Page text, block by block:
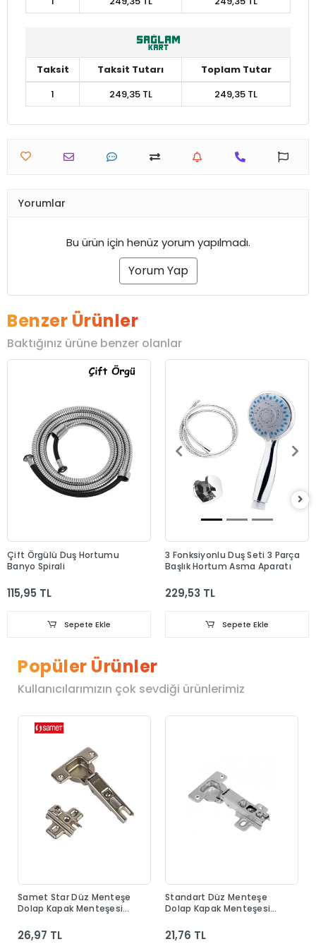
Taksit Taksit Tutarı
Toplam Tutar
1
249,35 TL 249,35 TL
Yorumlar
Bu ürün için henüz yorum yapılmadı.
Yorum Yap
Benzer Ürünler
Baktığınız ürüne benzer olanlar
Çift Örgülü Duş Hortumu
Banyo Spirali
115,95 TL
Sepete Ekle
3 Fonksiyonlu Duş Seti 3 Parça
Başlık Hortum Asma Aparatı
229,53 TL
Sepete Ekle
Popüler Ürünler
Kullanıcılarımızın çok sevdiği ürünlerimiz
Samet Star Düz Menteşe
Dolap Kapak Menteşesi
26,97 TL
Standart Düz Menteşe
Dolap Kapak Menteşesi
21,76 TL